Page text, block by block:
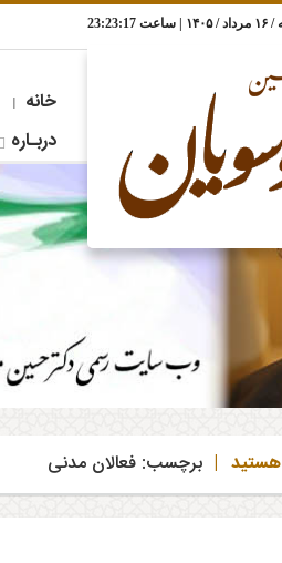
23:23:18 تویتر
خانه
دربـاره
هستید | برچسب: فعالان مدنی